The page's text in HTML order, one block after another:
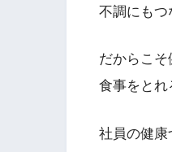
不調にもつ
だからこ
食事をとれ
社員の健康